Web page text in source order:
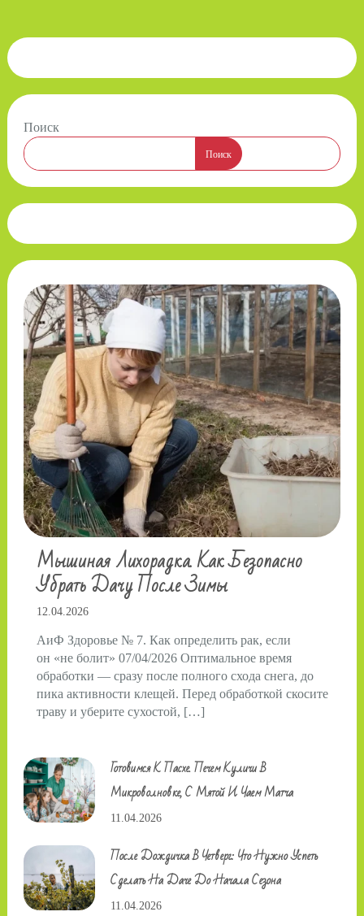
Поиск
Поиск
Мышиная Лихорадка. Как Безопасно
Убрать Дачу После Зимы
12.04.2026
АиФ Здоровье № 7. Как определить рак, если
он «не болит» 07/04/2026 Оптимальное время
обработки — сразу после полного схода снега, до
пика активности клещей. Перед обработкой скосите
траву и уберите сухостой, […]
Готовимся К Пасхе. Печем Куличи В
Микроволновке, С Мятой И Чаем Матча
11.04.2026
После Дождичка В Четверг: Что Нужно Успеть
Сделать На Даче До Начала Сезона
11.04.2026